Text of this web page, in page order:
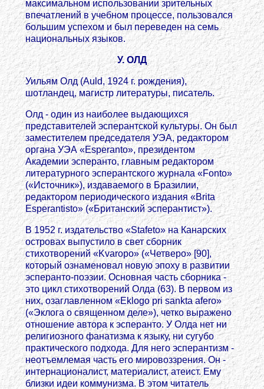
максимальном использовании зрительных
впечатлений в учебном процессе, пользовался
большим успехом и был переведен на семь
национальных языков.
У. ОЛД
Уильям Олд (Auld, 1924 г. рождения),
шотландец, магистр литературы, писатель.
Олд - один из наиболее выдающихся
представителей эсперантской культуры. Он был
заместителем председателя УЭА, редактором
органа УЭА «Esperanto», президентом
Академии эсперанто, главным редактором
литературного эсперантского журнала «Fonto»
(«Источник»), издаваемого в Бразилии,
редактором периодического издания «Brita
Esperantisto» («Британский эсперантист»).
В 1952 г. издательство «Stafeto» на Канарских
островах выпустило в свет сборник
стихотворений «Kvaropo» («Четверо» [90],
который ознаменовал новую эпоху в развитии
эсперанто-поэзии. Основная часть сборника -
это цикл стихотворений Олда (63). В первом из
них, озаглавленном «Eklogo pri sankta afero»
(«Эклога о священном деле»), четко выражено
отношение автора к эсперанто. У Олда нет ни
религиозного фанатизма к языку, ни сугубо
практического подхода. Для него эсперантизм -
неотъемлемая часть его мировоззрения. Он -
интернационалист, материалист, атеист. Ему
близки идеи коммунизма. В этом читатель